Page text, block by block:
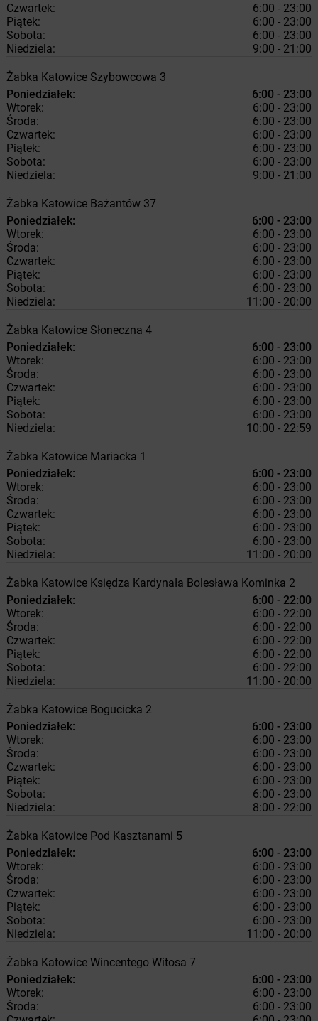
Czwartek:
6:00 - 23:00
Piątek:
6:00 - 23:00
Sobota:
6:00 - 23:00
Niedziela:
9:00 - 21:00
Żabka Katowice Szybowcowa 3
Poniedziałek:
6:00 - 23:00
Wtorek:
6:00 - 23:00
Środa:
6:00 - 23:00
Czwartek:
6:00 - 23:00
Piątek:
6:00 - 23:00
Sobota:
6:00 - 23:00
Niedziela:
9:00 - 21:00
Żabka Katowice Bażantów 37
Poniedziałek:
6:00 - 23:00
Wtorek:
6:00 - 23:00
Środa:
6:00 - 23:00
Czwartek:
6:00 - 23:00
Piątek:
6:00 - 23:00
Sobota:
6:00 - 23:00
Niedziela:
11:00 - 20:00
Żabka Katowice Słoneczna 4
Poniedziałek:
6:00 - 23:00
Wtorek:
6:00 - 23:00
Środa:
6:00 - 23:00
Czwartek:
6:00 - 23:00
Piątek:
6:00 - 23:00
Sobota:
6:00 - 23:00
Niedziela:
10:00 - 22:59
Żabka Katowice Mariacka 1
Poniedziałek:
6:00 - 23:00
Wtorek:
6:00 - 23:00
Środa:
6:00 - 23:00
Czwartek:
6:00 - 23:00
Piątek:
6:00 - 23:00
Sobota:
6:00 - 23:00
Niedziela:
11:00 - 20:00
Żabka Katowice Księdza Kardynała Bolesława Kominka 2
Poniedziałek:
6:00 - 22:00
Wtorek:
6:00 - 22:00
Środa:
6:00 - 22:00
Czwartek:
6:00 - 22:00
Piątek:
6:00 - 22:00
Sobota:
6:00 - 22:00
Niedziela:
11:00 - 20:00
Żabka Katowice Bogucicka 2
Poniedziałek:
6:00 - 23:00
Wtorek:
6:00 - 23:00
Środa:
6:00 - 23:00
Czwartek:
6:00 - 23:00
Piątek:
6:00 - 23:00
Sobota:
6:00 - 23:00
Niedziela:
8:00 - 22:00
Żabka Katowice Pod Kasztanami 5
Poniedziałek:
6:00 - 23:00
Wtorek:
6:00 - 23:00
Środa:
6:00 - 23:00
Czwartek:
6:00 - 23:00
Piątek:
6:00 - 23:00
Sobota:
6:00 - 23:00
Niedziela:
11:00 - 20:00
Żabka Katowice Wincentego Witosa 7
Poniedziałek:
6:00 - 23:00
Wtorek:
6:00 - 23:00
Środa:
6:00 - 23:00